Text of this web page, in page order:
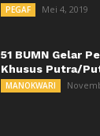
PEGAF Mei 4, 2019
51 BUMN Gelar
Khusus Putra/
MANOKWARI